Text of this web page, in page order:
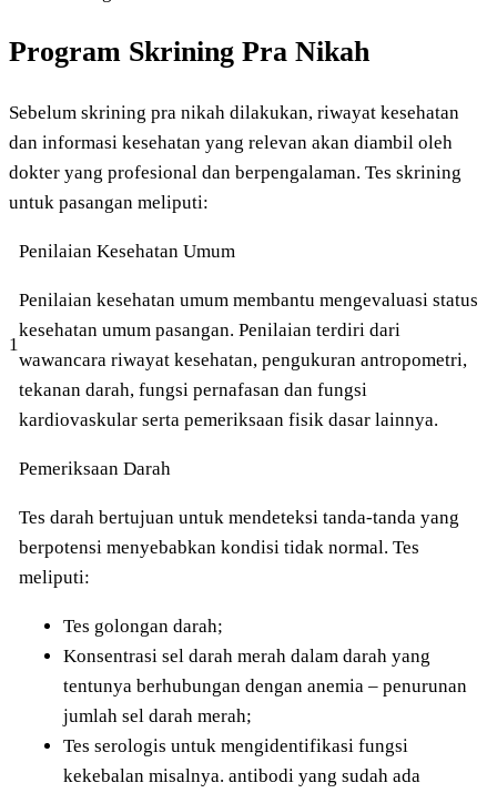
Program Skrining Pra Nikah
Sebelum skrining pra nikah dilakukan, riwayat kesehatan
dan informasi kesehatan yang relevan akan diambil oleh
dokter yang profesional dan berpengalaman. Tes skrining
untuk pasangan meliputi:
1
Penilaian Kesehatan Umum
Penilaian kesehatan umum membantu mengevaluasi status
kesehatan umum pasangan. Penilaian terdiri dari
wawancara riwayat kesehatan, pengukuran antropometri,
tekanan darah, fungsi pernafasan dan fungsi
kardiovaskular serta pemeriksaan fisik dasar lainnya.
Pemeriksaan Darah
Tes darah bertujuan untuk mendeteksi tanda-tanda yang
berpotensi menyebabkan kondisi tidak normal. Tes
meliputi:
Tes golongan darah;
Konsentrasi sel darah merah dalam darah yang
tentunya berhubungan dengan anemia – penurunan
jumlah sel darah merah;
Tes serologis untuk mengidentifikasi fungsi
kekebalan misalnya. antibodi yang sudah ada